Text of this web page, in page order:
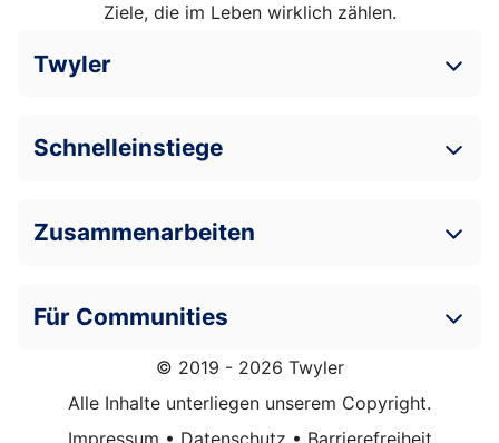
Ziele, die im Leben wirklich zählen.
Twyler
Schnelleinstiege
Zusammenarbeiten
Für Communities
© 2019 - 2026 Twyler
Alle Inhalte unterliegen unserem Copyright.